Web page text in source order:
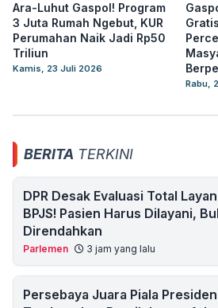
Ara-Luhut Gaspol! Program
3 Juta Rumah Ngebut, KUR
Perumahan Naik Jadi Rp50
Triliun
Kamis, 23 Juli 2026
Rabu,
BERITA TERKINI
DPR Desak Evaluasi Total
BPJS! Pasien Harus Dilayani,
Direndahkan
Parlemen 3 jam yang lalu
Persebaya Juara Piala